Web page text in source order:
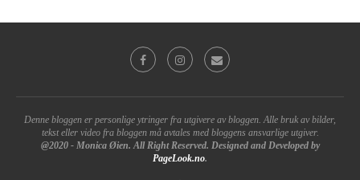
Denne bloggen er personlige ytringer fra utgivere av bloggen. Alle bruk av bilder,
tekst eller video fra bloggen må avtales med bloggens ansvarlige utgiver.
@2020 - Monica Øien. All Right Reserved. Designed and Developed by
PageLook.no.